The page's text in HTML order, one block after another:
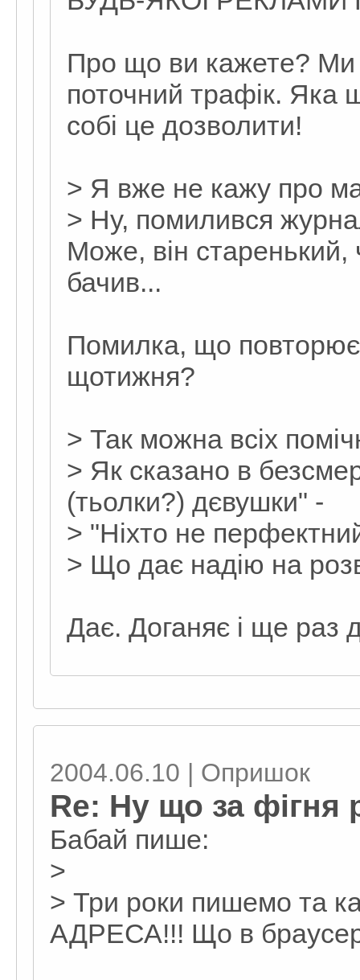
Про що ви кажете?
поточний трафік.
собі це дозволити!
> Я вже не кажу про
> Ну, помилився
Може, він старенький,
бачив...
Помилка, що
щотижня?
> Так можна всіх
> Як сказано в
(тьолки?) дєвушки" -
> "Ніхто не
> Що дає надію на
Дає. Доганяє і ще раз
2004.06.10 | Опришок
Re: Ну що за фігня
Бабай пише:
>
> Три роки пишемо та
АДРЕСА!!! Що в